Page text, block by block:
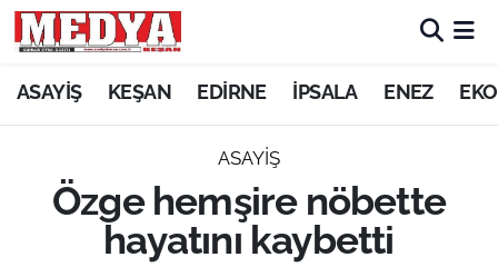
ASAYİŞ KEŞAN EDİRNE İPSALA ENEZ
ASAYİŞ
Özge hemşire nöbette
hayatını kaybetti
KEŞAN
ASAYİŞ
SİYASET